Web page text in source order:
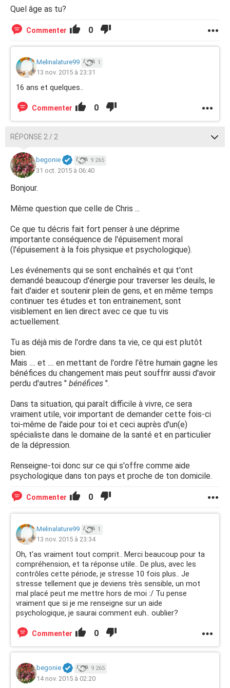
Quel âge as tu?
Commenter 0
Melinalature99 1
13 nov. 2015 à 23:31
16 ans et quelques..
Commenter 0
RÉPONSE 2 / 2
begonie 9 265
31 oct. 2015 à 06:40
Bonjour.
Même question que celle de Chris ...
Ce que tu décris fait fort penser à une déprime
importante conséquence de l'épuisement moral
(l'épuisement à la fois physique et psychologique).
Les événements qui se sont enchaînés et qui t'ont
demandé beaucoup d'énergie pour traverser les deuils, le
fait d'aider et soutenir plein de gens, et en même temps
continuer tes études et ton entrainement, sont
visiblement en lien direct avec ce que tu vis
actuellement.
Tu as déjà mis de l'ordre dans ta vie, ce qui est plutôt
bien.
Mais .... et .... en mettant de l'ordre l'être humain gagne les
bénéfices du changement mais peut souffrir aussi d'avoir
perdu d'autres " bénéfices ".
Dans ta situation, qui paraît difficile à vivre, ce sera
vraiment utile, voir important de demander cette fois-ci
toi-même de l'aide pour toi et ceci auprès d'un(e)
spécialiste dans le domaine de la santé et en particulier
de la dépression.
Renseigne-toi donc sur ce qui s'offre comme aide
psychologique dans ton pays et proche de ton domicile.
Commenter 0
Melinalature99 1
13 nov. 2015 à 23:34
Oh, t'as vraiment tout comprit.. Merci beaucoup pour ta
compréhension, et ta réponse utile.. De plus, avec les
contrôles cette période, je stresse 10 fois plus.. Je
stresse tellement que je deviens très sensible, un mot
mal placé peut me mettre hors de moi :/ Tu pense
vraiment que si je me renseigne sur un aide
psychologique, je saurai comment euh.. oublier?
Commenter 0
begonie 9 265
14 nov. 2015 à 02:20